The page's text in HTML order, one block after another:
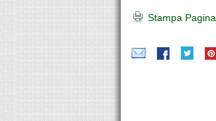
Stampa Pagina